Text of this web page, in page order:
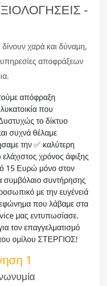
-
χαρά και δύναμη,
αποφράξεων
απόφραξη
που
το δίκτυο
συχνά θέλαμε
την ✅ καλύτερη
ελάχιστος χρόνος άφιξης
15 Ευρώ μόνο στον
συμβόλαιο συντήρησης
με την ευγένειά
που λάβαμε στα
μας εντυπωσίασε.
τον επαγγελματισμό
ομίλου ΣΤΕΡΓΙΟΣ!
1